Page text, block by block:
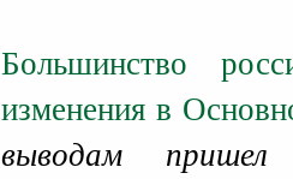
Большинство
изменения в
выводам пришел